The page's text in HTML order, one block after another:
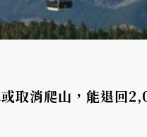
取消爬山，能退回